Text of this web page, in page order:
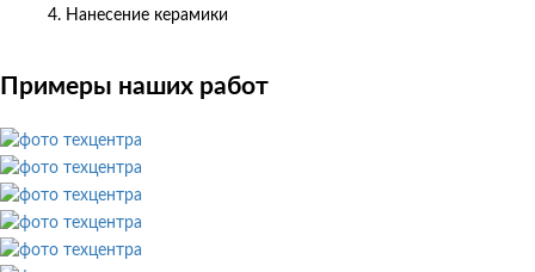
Нанесение керамики
Примеры наших работ